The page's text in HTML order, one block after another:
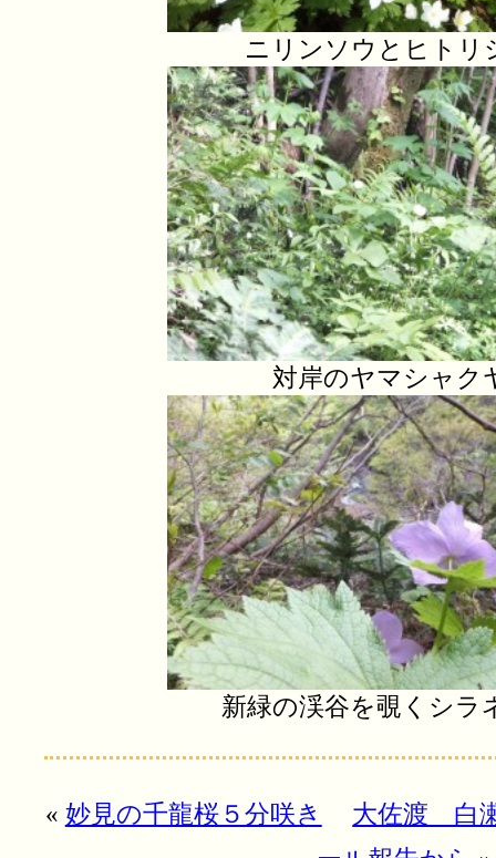
ニリンソウとヒトリ
対岸のヤマシャク
新緑の渓谷を覗くシラ
« 妙見の千龍桜５分咲き
大佐渡 白